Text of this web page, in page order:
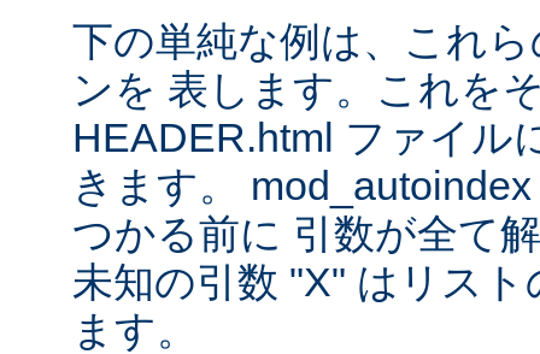
下の単純な例は、これ
ンを 表します。これを
HEADER.html ファイル
きます。
つかる前に 引数が全て
未知の引数 "X" はリス
ます。